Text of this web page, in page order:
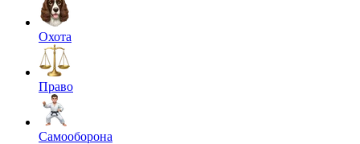
Охота
Право
Самооборона